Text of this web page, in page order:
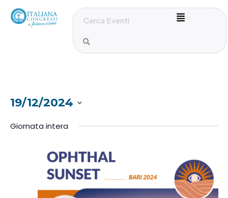
19/12/2024
e
Giornata intera